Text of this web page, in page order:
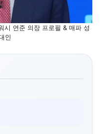
시 연준 의장 프로필 & 매파 성
인